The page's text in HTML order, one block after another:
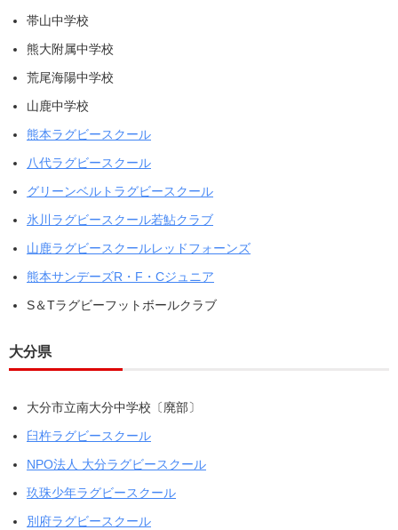
帯山中学校
熊大附属中学校
荒尾海陽中学校
山鹿中学校
熊本ラグビースクール
八代ラグビースクール
グリーンベルトラグビースクール
氷川ラグビースクール若鮎クラブ
山鹿ラグビースクールレッドフォーンズ
熊本サンデーズR・F・Cジュニア
S＆Tラグビーフットボールクラブ
大分県
大分市立南大分中学校〔廃部〕
臼杵ラグビースクール
NPO法人 大分ラグビースクール
玖珠少年ラグビースクール
別府ラグビースクール